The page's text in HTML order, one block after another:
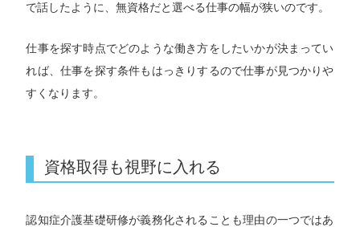
で話したように、無資格だと選べる仕事の幅が狭いのです。
仕事を探す時点でどのような働き方をしたいかが決まってい
れば、仕事を探す条件もはっきりするので仕事が見つかりや
すくなります。
資格取得も視野に入れる
認知症介護基礎研修が義務化されることも理由の一つではあ